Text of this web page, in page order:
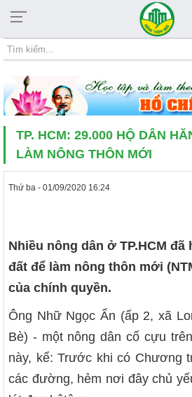
Chủ nhật, 09/08/2026, 01:45
CHỦ ĐỀ
TP. HCM: 29.000 HỘ DÂN
LÀM NÔNG THÔN MỚI
Thứ ba - 01/09/2020 16:24
Nhiều nông dân ở TP.HCM đã
đất để làm nông thôn mới
của chính quyền.
Ông Nhữ Ngọc Ẩn (ấp 2, xã
Bè) - một nông dân cố cựu
này, kể: Trước khi có Chương
các đường, hẻm nơi đây chủ